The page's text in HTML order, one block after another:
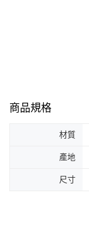
商品規格
材質
產地
尺寸